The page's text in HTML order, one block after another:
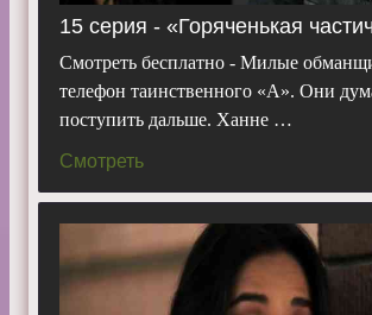
15 серия - «Горяченькая
Смотреть бесплатно - Милые
телефон таинственного «А». Они
поступить дальше. Ханне …
Смотреть